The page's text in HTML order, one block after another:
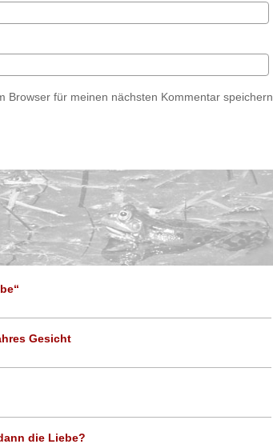
Browser für meinen nächsten Kommentar speichern.
Gesicht
die Liebe?